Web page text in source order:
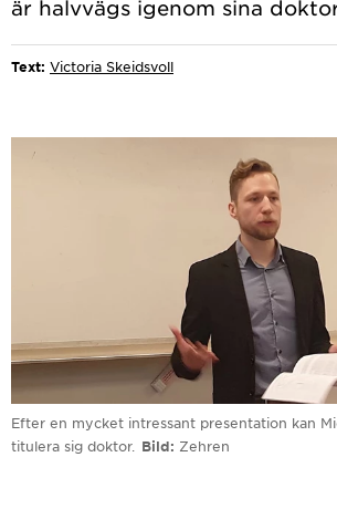
Text: Victoria Skeidsvoll
Efter en mycket intressant presentation kan
titulera sig doktor. Bild Zehren